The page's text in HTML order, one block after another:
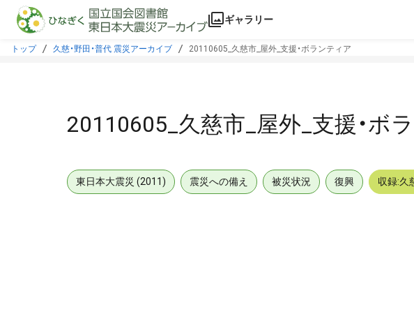
本文に飛ぶ
ギャラリー
トップ 久慈・野田・普代 震災アーカイブ 20110605_久慈市_屋外_支援・ボランティア
20110605_久慈市_屋外_支援・ボ
東日本大震災 (2011) 震災への備え 被災状況 復興 収録:久